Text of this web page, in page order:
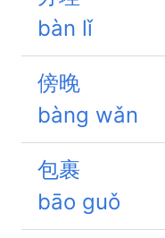
bàn lǐ
傍晚
bàng wǎn
包裹
bāo guǒ